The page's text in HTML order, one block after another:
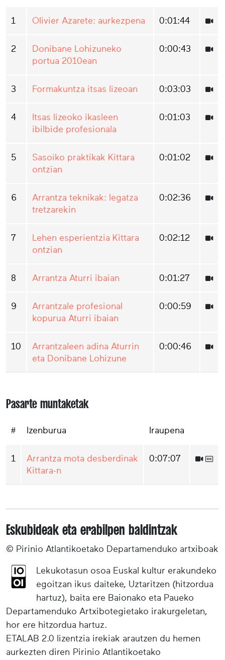
1 Olivier Azarete: aurkezpena 0:01:44
2
Donibane Lohizuneko
portua 2010ean
0:00:43
3 Formakuntza itsas lizeoan 0:03:03
4
Itsas lizeoko ikasleen
ibilbide profesionala
0:01:03
5
Sasoiko praktikak Kittara
ontzian
0:01:02
6
Arrantza teknikak: legatza
tretzarekin
0:02:36
7
Lehen esperientzia Kittara
ontzian
0:02:12
8 Arrantza Aturri ibaian 0:01:27
9
Arrantzale profesional
kopurua Aturri ibaian
0:00:59
10
Arrantzaleen adina Aturrin
eta Donibane Lohizune
0:00:46
Pasarte muntaketak
# Izenburua Iraupena
1
Arrantza mota desberdinak
Kittara-n
0:07:07
Eskubideak eta erabilpen baldintzak
© Pirinio Atlantikoetako Departamenduko artxiboak
Lekukotasun osoa Euskal kultur erakundeko
egoitzan ikus daiteke, Uztaritzen (hitzordua
hartuz), baita ere Baionako eta Paueko
Departamenduko Artxibotegietako irakurgeletan,
hor ere hitzordua hartuz.
ETALAB 2.0 lizentzia irekiak arautzen du hemen
aurkezten diren Pirinio Atlantikoetako